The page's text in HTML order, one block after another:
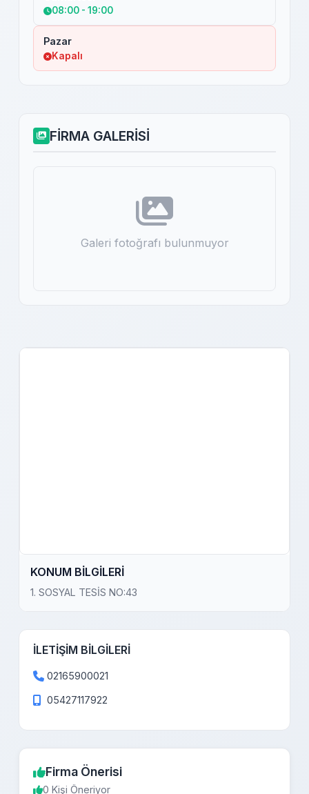
08:00 - 19:00
Pazar
Kapalı
FİRMA GALERİSİ
Galeri fotoğrafı bulunmuyor
KONUM BİLGİLERİ
1. SOSYAL TESİS NO:43
İLETİŞİM BİLGİLERİ
02165900021
05427117922
Firma Önerisi
0 Kişi Öneriyor